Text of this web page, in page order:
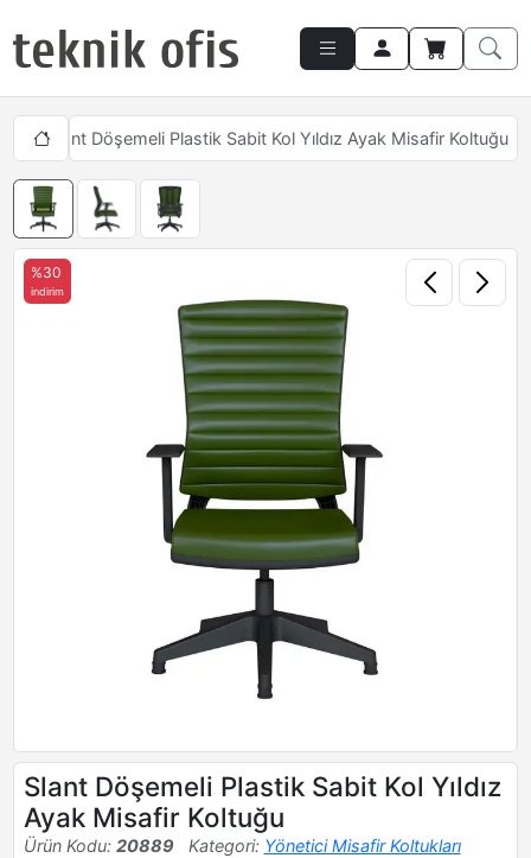
Slant Döşemeli Plastik Sabit Kol Yıldız Ayak Misafir Koltuğu
%30
indirim
Slant Döşemeli Plastik Sabit Kol Yıldız
Ayak Misafir Koltuğu
Ürün Kodu: 20889 Kategori: Yönetici Misafir Koltukları